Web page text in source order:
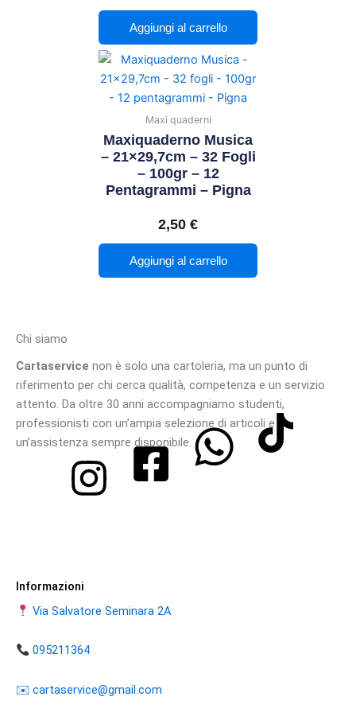
Aggiungi al carrello
Maxi quaderni
Maxiquaderno Musica
– 21×29,7cm – 32 Fogli
– 100gr – 12
Pentagrammi – Pigna
2,50 €
Aggiungi al carrello
Chi siamo
Cartaservice non è solo una cartoleria, ma un punto di
riferimento per chi cerca qualità, competenza e un servizio
attento. Da oltre 30 anni accompagniamo studenti,
professionisti con un’ampia selezione di articoli e
un’assistenza sempre disponibile.
Informazioni
Via Salvatore Seminara 2A
095211364
​​✉️ ​cartaservice@gmail.com